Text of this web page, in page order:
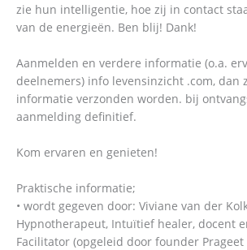
zie hun intelligentie, hoe zij in contact
van de energieën. Ben blij! Dank!
Aanmelden en verdere informatie (o.a.
deelnemers) info levensinzicht .com, dan
informatie verzonden worden. bij
aanmelding definitief.
Kom ervaren en genieten!
Praktische informatie;
• wordt gegeven door: Viviane van der
Hypnotherapeut, Intuïtief healer, docent
Facilitator (opgeleid door founder